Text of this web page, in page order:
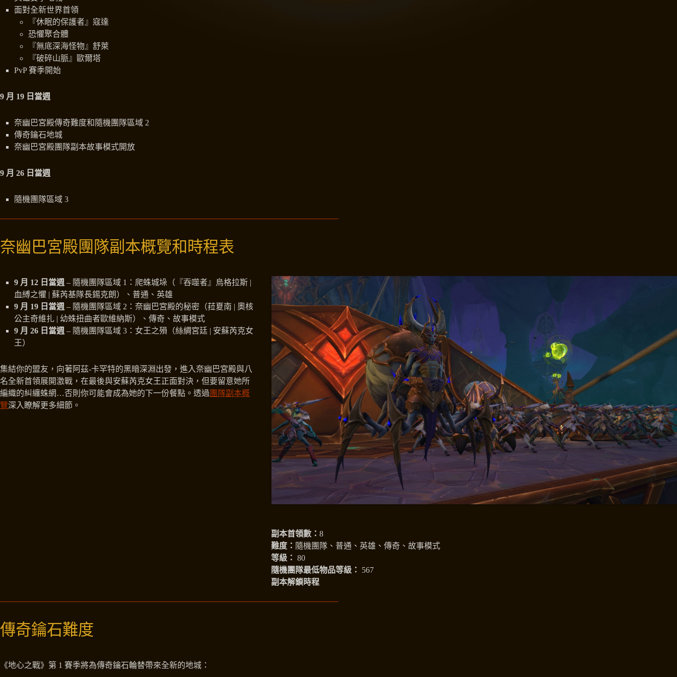
面對全新世界首領
『休眠的保護者』寇達
恐懼聚合體
『無底深海怪物』舒萊
『破碎山脈』歐爾塔
PvP 賽季開始
9 月 19 日當週
奈幽巴宮殿傳奇難度和隨機團隊區域 2
傳奇鑰石地城
奈幽巴宮殿團隊副本故事模式開放
9 月 26 日當週
隨機團隊區域 3
奈幽巴宮殿團隊副本概覽和時程表
副本首領數： 8
難度： 隨機團隊、普通、英雄、傳奇、故事模式
等級： 80
隨機團隊最低物品等級： 567
副本解鎖時程
9 月 12 日當週 – 隨機團隊區域 1：爬蛛城垛（『吞噬者』烏格拉斯 |
血縛之懼 | 蘇芮基隊長錫克朗）、普通、英雄
9 月 19 日當週 – 隨機團隊區域 2：奈幽巴宮殿的秘密（菈夏南 | 奧核
公主奇維扎 | 幼蛛扭曲者歐維納斯）、傳奇、故事模式
9 月 26 日當週 – 隨機團隊區域 3：女王之殞（絲綢宮廷 | 安蘇芮克女
王）
集結你的盟友，向著阿茲-卡罕特的黑暗深淵出發，進入奈幽巴宮殿與八
名全新首領展開激戰，在最後與安蘇芮克女王正面對決，但要留意她所
編織的糾纏蛛網…否則你可能會成為她的下一份餐點。透過 團隊副本概
覽深入瞭解更多細節。
傳奇鑰石難度
《地心之戰》第 1 賽季將為傳奇鑰石輪替帶來全新的地城：